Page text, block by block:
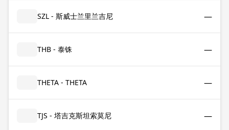
SZL - 斯威士兰里兰吉尼 —
THB - 泰铢 —
THETA - THETA —
TJS - 塔吉克斯坦索莫尼 —